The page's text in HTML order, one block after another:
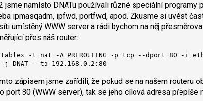
jsme namísto DNATu používali různé speciální programy
ipmasqadm, ipfwd, portfwd, apod. Zkusme si uvést
umístěný WWW server a rádi bychom na něj
přes náš router:
-t nat -A PREROUTING -p tcp --dport 80 -i
j DNAT --to 192.168.0.2:80
zápisem jsme zařídili, že pokud se na našem routeru
port 80 (WWW server), tak se jeho cílová adresa přepíše